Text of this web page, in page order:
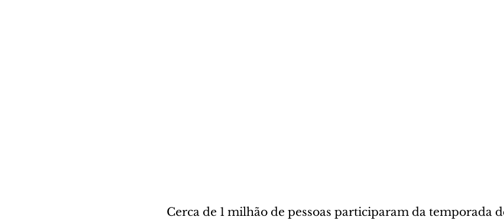
Cerca de 1 milhão de pessoas participaram da temporada